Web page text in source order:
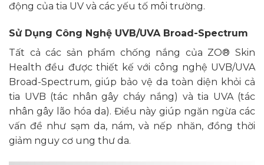
động của tia UV và các yếu tố môi trường.
Sử Dụng Công Nghệ UVB/UVA Broad-Spectrum
Tất cả các sản phẩm chống nắng của ZO® Skin
Health đều được thiết kế với công nghệ UVB/UVA
Broad-Spectrum, giúp bảo vệ da toàn diện khỏi cả
tia UVB (tác nhân gây cháy nắng) và tia UVA (tác
nhân gây lão hóa da). Điều này giúp ngăn ngừa các
vấn đề như sạm da, nám, và nếp nhăn, đồng thời
giảm nguy cơ ung thư da.